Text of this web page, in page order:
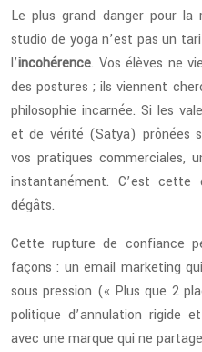
Le plus grand danger pour
studio de yoga n’est pas un
l’incohérence. Vos élèves ne
des postures ; ils viennent
philosophie incarnée. Si les
et de vérité (Satya) prônées
vos pratiques commerciales,
instantanément. C’est
dégâts.
Cette rupture de confiance
façons : un email marketing
sous pression (« Plus que 2
politique d’annulation rigide
avec une marque qui ne